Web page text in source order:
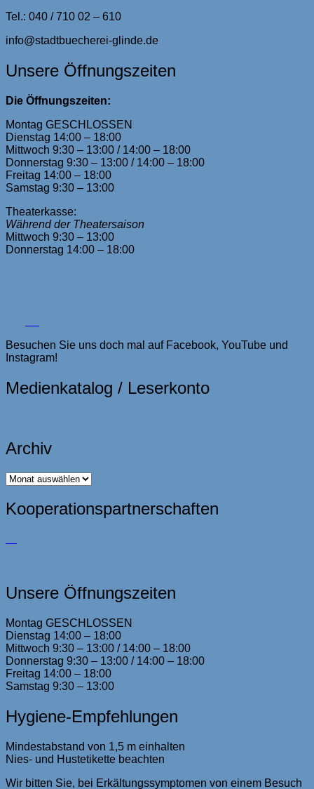
Tel.: 040 / 710 02 – 610
info@stadtbuecherei-glinde.de
Unsere Öffnungszeiten
Die Öffnungszeiten:
Montag GESCHLOSSEN
Dienstag 14:00 – 18:00
Mittwoch 9:30 – 13:00 / 14:00 – 18:00
Donnerstag 9:30 – 13:00 / 14:00 – 18:00
Freitag 14:00 – 18:00
Samstag 9:30 – 13:00
Theaterkasse:
Während der Theatersaison
Mittwoch 9:30 – 13:00
Donnerstag 14:00 – 18:00
Besuchen Sie uns doch mal auf Facebook, YouTube und
Instagram!
Medienkatalog / Leserkonto
Archiv
Archiv
Kooperationspartnerschaften
Unsere Öffnungszeiten
Montag GESCHLOSSEN
Dienstag 14:00 – 18:00
Mittwoch 9:30 – 13:00 / 14:00 – 18:00
Donnerstag 9:30 – 13:00 / 14:00 – 18:00
Freitag 14:00 – 18:00
Samstag 9:30 – 13:00
Hygiene-Empfehlungen
Mindestabstand von 1,5 m einhalten
Nies- und Hustetikette beachten
Wir bitten Sie, bei Erkältungssymptomen von einem Besuch